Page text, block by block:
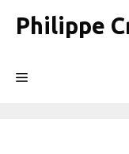
Philippe
Menu